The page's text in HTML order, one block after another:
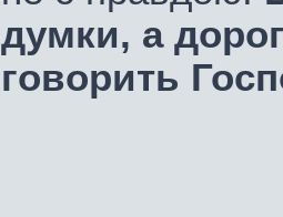
думки, а
говорить